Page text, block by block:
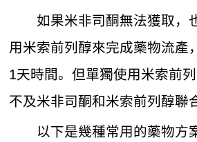
如果米非司酮無法獲取，
用米索前列醇來完成藥物流產
1天時間。但單獨使用米索前
不及米非司酮和米索前列醇聯
以下是幾種常用的藥物方